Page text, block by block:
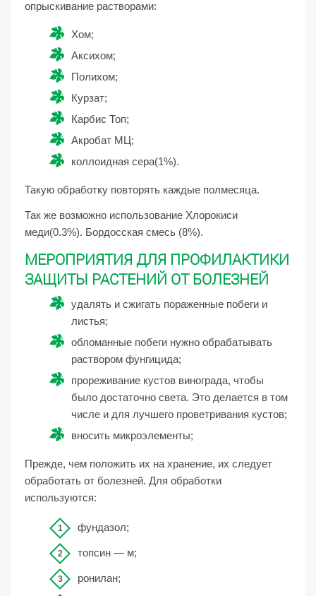
опрыскивание растворами:
Хом;
Аксихом;
Полихом;
Курзат;
Карбис Топ;
Акробат МЦ;
коллоидная сера(1%).
Такую обработку повторять каждые полмесяца.
Так же возможно использование Хлорокиси
меди(0.3%). Бордосская смесь (8%).
МЕРОПРИЯТИЯ ДЛЯ ПРОФИЛАКТИКИ
ЗАЩИТЫ РАСТЕНИЙ ОТ БОЛЕЗНЕЙ
удалять и сжигать пораженные побеги и
листья;
обломанные побеги нужно обрабатывать
раствором фунгицида;
прореживание кустов винограда, чтобы
было достаточно света. Это делается в том
числе и для лучшего проветривания кустов;
вносить микроэлементы;
Прежде, чем положить их на хранение, их следует
обработать от болезней. Для обработки
используются:
фундазол;
топсин — м;
ронилан;